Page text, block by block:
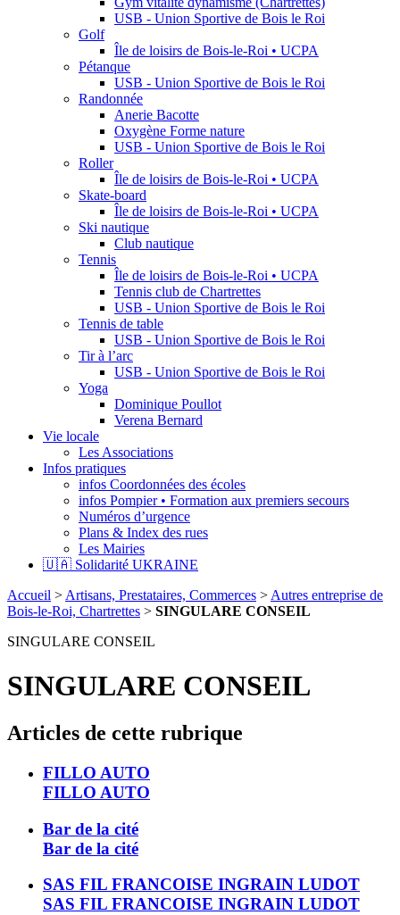
USB - Union Sportive de Bois le Roi
Golf
Île de loisirs de Bois-le-Roi • UCPA
Pétanque
USB - Union Sportive de Bois le Roi
Randonnée
Anerie Bacotte
Oxygène Forme nature
USB - Union Sportive de Bois le Roi
Roller
Île de loisirs de Bois-le-Roi • UCPA
Skate-board
Île de loisirs de Bois-le-Roi • UCPA
Ski nautique
Club nautique
Tennis
Île de loisirs de Bois-le-Roi • UCPA
Tennis club de Chartrettes
USB - Union Sportive de Bois le Roi
Tennis de table
USB - Union Sportive de Bois le Roi
Tir à l’arc
USB - Union Sportive de Bois le Roi
Yoga
Dominique Poullot
Verena Bernard
Vie locale
Les Associations
Infos pratiques
infos Coordonnées des écoles
infos Pompier • Formation aux premiers secours
Numéros d’urgence
Plans & Index des rues
Les Mairies
🇺🇦 Solidarité UKRAINE
Accueil > Artisans, Prestataires, Commerces > Autres entreprise de
Bois-le-Roi, Chartrettes > SINGULARE CONSEIL
SINGULARE CONSEIL
SINGULARE CONSEIL
Articles de cette rubrique
FILLO AUTO
FILLO AUTO
Bar de la cité
Bar de la cité
SAS FIL FRANCOISE INGRAIN LUDOT
SAS FIL FRANCOISE INGRAIN LUDOT